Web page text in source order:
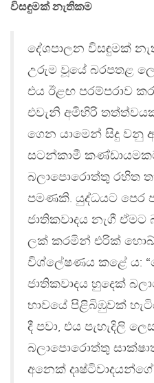
විසඳුමක් නැතිකම
දේශපාලන විසඳුමක්
උරුම වූයේ බරපතළ
එය ඊළඟ පරම්පරාව
එවැනි අමිහිරි
ගෙන යාමෙන් සිදු වනු
සටන්කාමී
බලාපොරොත්තු රහිත
පමණකි. යුද්ධයට පෙර
ජාතිකවාදය නැගී ඒමට
ලක් කරමින් එරික්
විශ්ලේෂණය කළේ ය:
ජාතිකවාදය හුදෙක්
භාවයේ පිළිබිඹුවක්
දී පවා, එය පැහැදිලි
බලාපොරොත්තු
අනෙක්